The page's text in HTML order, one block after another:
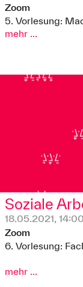
Zoom
5. Vorlesung:
mehr ...
Soziale
18.05.2021,
Zoom
6. Vorlesung:
mehr ...